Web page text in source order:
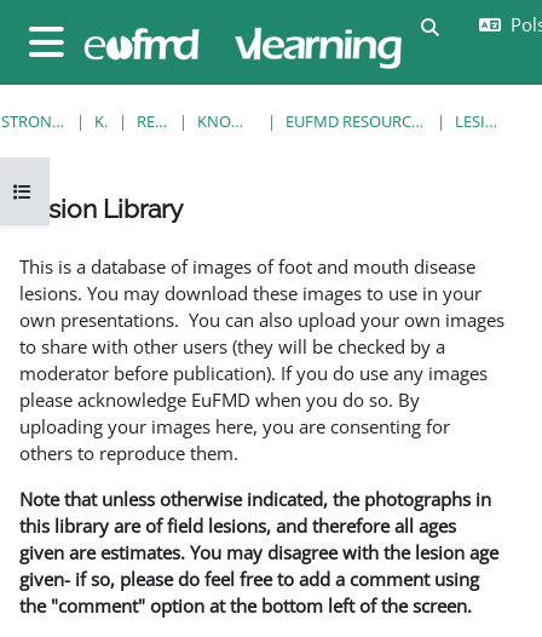
Panel boczny
Otwórz indeks kursu
STRONA GŁÓWNA KURSY RESOURCES KNOWLEDGE BANK EUFMD RESOURCES: CLINICAL DIAGNOSIS LESION LIBRARY
Lesion Library
This is a database of images of foot and mouth disease
lesions. You may download these images to use in your
own presentations. You can also upload your own images
to share with other users (they will be checked by a
moderator before publication). If you do use any images
please acknowledge EuFMD when you do so. By
uploading your images here, you are consenting for
others to reproduce them.
Note that unless otherwise indicated, the photographs in
this library are of field lesions, and therefore all ages
given are estimates. You may disagree with the lesion age
given- if so, please do feel free to add a comment using
the "comment" option at the bottom left of the screen.